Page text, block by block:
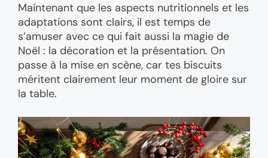
Maintenant que les aspects nutritionnels et les
adaptations sont clairs, il est temps de
s’amuser avec ce qui fait aussi la magie de
Noël : la décoration et la présentation. On
passe à la mise en scène, car tes biscuits
méritent clairement leur moment de gloire sur
la table.